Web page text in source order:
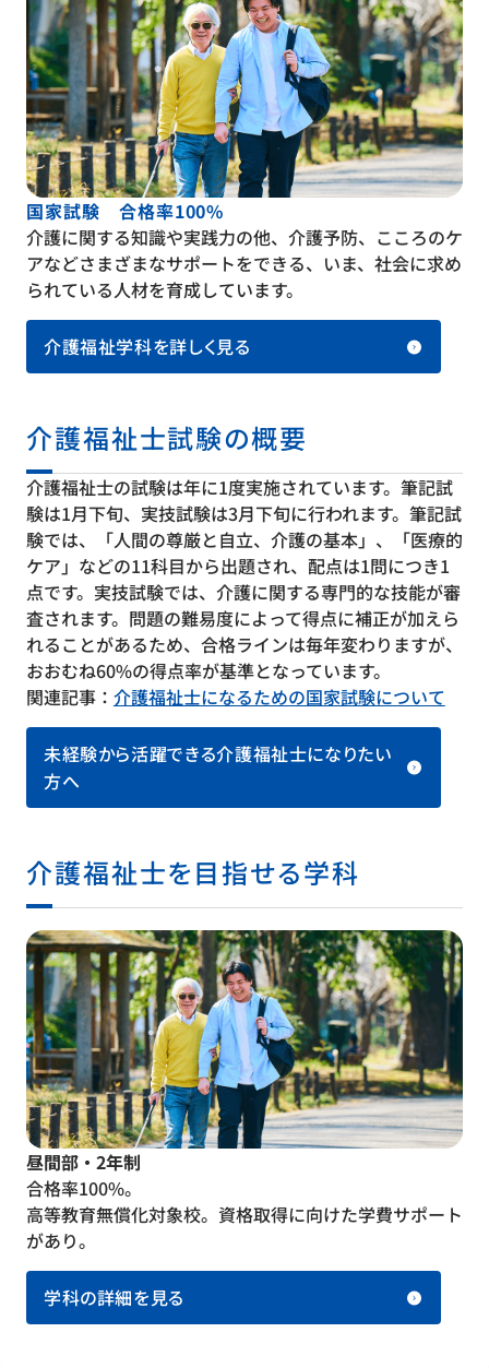
国家試験 合格率100%
介護に関する知識や実践力の他、介護予防、こころのケ
アなどさまざまなサポートをできる、いま、社会に求め
られている人材を育成しています。
介護福祉学科を詳しく見る
介護福祉士試験の概要
介護福祉士の試験は年に1度実施されています。筆記試
験は1月下旬、実技試験は3月下旬に行われます。筆記試
験では、「人間の尊厳と自立、介護の基本」、「医療的
ケア」などの11科目から出題され、配点は1問につき1
点です。実技試験では、介護に関する専門的な技能が審
査されます。問題の難易度によって得点に補正が加えら
れることがあるため、合格ラインは毎年変わりますが、
おおむね60%の得点率が基準となっています。
関連記事： 介護福祉士になるための国家試験について
未経験から活躍できる介護福祉士になりたい
方へ
介護福祉士を目指せる学科
昼間部・2年制
合格率100%。
高等教育無償化対象校。資格取得に向けた学費サポート
があり。
学科の詳細を見る